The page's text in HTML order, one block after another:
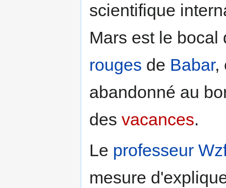
scientifique
Mars est le
rouges de Babar,
abandonné au
des vacances.
Le professeur
mesure